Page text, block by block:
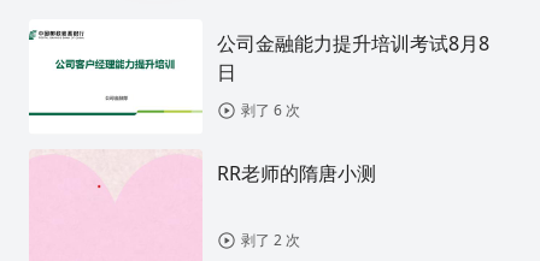
公司金融能力提升培训考试8月8
日
剥了 6 次
RR老师的隋唐小测
剥了 2 次